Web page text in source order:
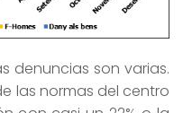
denuncias son varias.
las normas del centro